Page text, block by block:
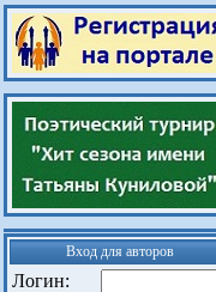
Вход для авторов
Логин: